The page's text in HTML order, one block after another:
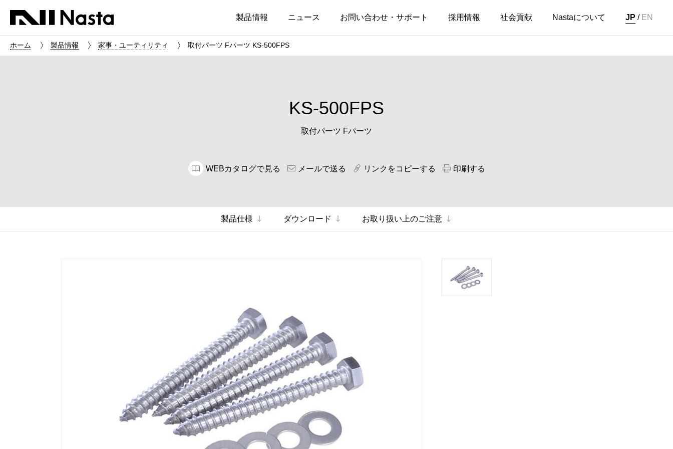
製品情報 ニュース お問い合わせ・サポート 採用情報 社会貢献 Nastaについて JP / EN
ホーム 製品情報 家事・ユーティリティ 取付パーツ Fパーツ KS-500FPS
KS-500FPS
取付パーツ Fパーツ
WEBカタログで見る メールで送る リンクをコピーする 印刷する
製品仕様 ダウンロード お取り扱い上のご注意